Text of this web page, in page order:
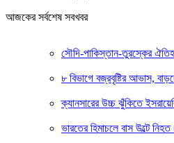
আজকের সর্বশেষ সবখবর
সৌদি-পাকিস্তান-তুরস্কের
৮ বিভাগে বজ্রবৃষ্টির আভাস,
ক্যানসারের উচ্চ ঝুঁকিতে
ভারতের হিমাচলে বাস উল্টে